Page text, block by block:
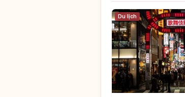
Du lịch